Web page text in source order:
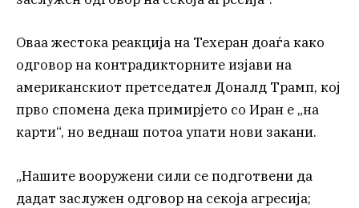
Оваа жестока реакција на Техеран доаѓа како
одговор на контрадикторните изјави на
американскиот претседател Доналд Трамп, кој
прво спомена дека примирјето со Иран е „на
карти“, но веднаш потоа упати нови закани.
„Нашите вооружени сили се подготвени да
дадат заслужен одговор на секоја агресија;